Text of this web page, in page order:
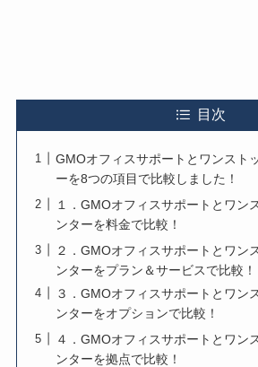
目次
GMOオフィスサポートとワンスト
ーを8つの項目で比較しました！
１．GMOオフィスサポートとワン
ンターを料金で比較！
２．GMOオフィスサポートとワン
ンターをプラン＆サービスで比較！
３．GMOオフィスサポートとワン
ンターをオプションで比較！
４．GMOオフィスサポートとワン
ンターを拠点で比較！